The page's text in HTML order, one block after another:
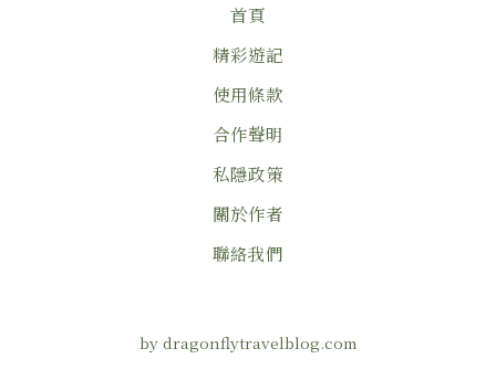
首頁
精彩遊記
使用條款
合作聲明
私隱政策
關於作者
聯絡我們
by dragonflytravelblog.com